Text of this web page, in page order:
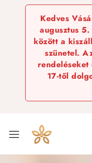
Kedves
augusztus
között a
szünetel.
rendeléseket
17-től